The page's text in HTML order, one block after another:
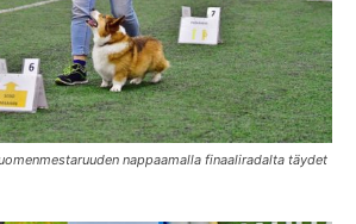
nappaamalla finaaliradalta täydet